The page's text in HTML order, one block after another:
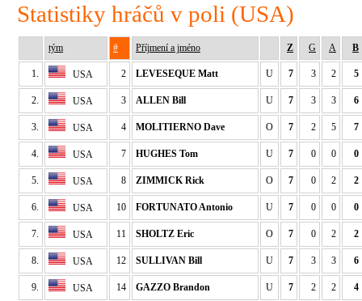
Statistiky hráčů v poli (USA)
tým # Příjmení a jméno Z G A B
1. USA 2 LEVESEQUE Matt U 7 3 2 5
2. USA 3 ALLEN Bill U 7 3 3 6
3. USA 4 MOLITIERNO Dave O 7 2 5 7
4. USA 7 HUGHES Tom U 7 0 0 0
5. USA 8 ZIMMICK Rick O 7 0 2 2
6. USA 10 FORTUNATO Antonio U 7 0 0 0
7. USA 11 SHOLTZ Eric O 7 0 2 2
8. USA 12 SULLIVAN Bill U 7 3 3 6
9. USA 14 GAZZO Brandon U 7 2 2 4